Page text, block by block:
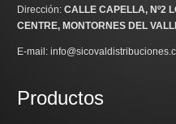
Dirección:CALLE CAPELLA, Nº2
CENTRE, MONTORNES DEL
E-mail:
Productos